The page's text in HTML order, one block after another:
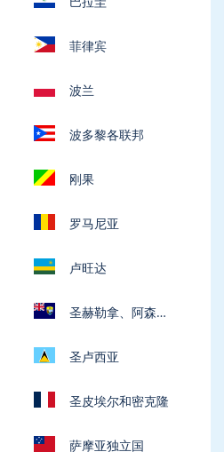
菲律宾
波兰
波多黎各联邦
刚果
罗马尼亚
卢旺达
圣赫勒拿、阿森松
和特里斯坦-达库尼亚
圣卢西亚
圣皮埃尔和密克隆
萨摩亚独立国